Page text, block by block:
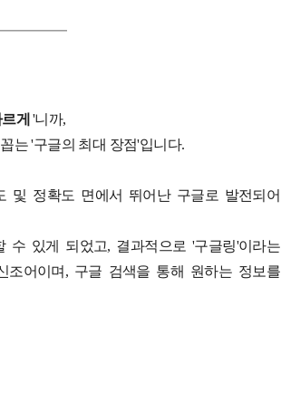
게 '니까,
는 '구글의 최대 장점'입니다.
및 정확도 면에서 뛰어난 구글로 발전되어
있게 되었고, 결과적으로 '구글링'이라는
조어이며, 구글 검색을 통해 원하는 정보를